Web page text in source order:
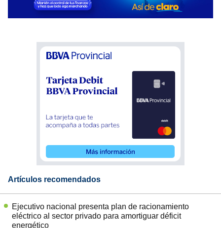
Artículos recomendados
Ejecutivo nacional presenta plan de racionamiento
eléctrico al sector privado para amortiguar déficit
energético